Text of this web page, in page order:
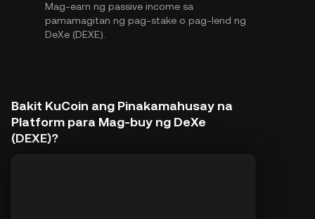
Mag-earn ng passive income sa
pamamagitan ng pag-stake o pag-lend ng
DeXe (DEXE).
Bakit KuCoin ang Pinakamahusay na
Platform para Mag-buy ng DeXe
(DEXE)?